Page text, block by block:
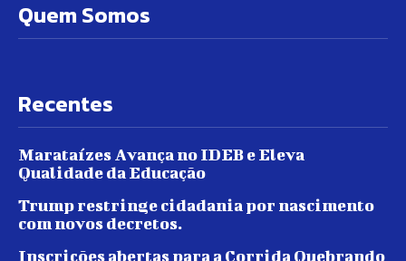
Quem Somos
Recentes
Marataízes Avança no IDEB e Eleva
Qualidade da Educação
Trump restringe cidadania por nascimento
com novos decretos.
Inscrições abertas para a Corrida Quebrando